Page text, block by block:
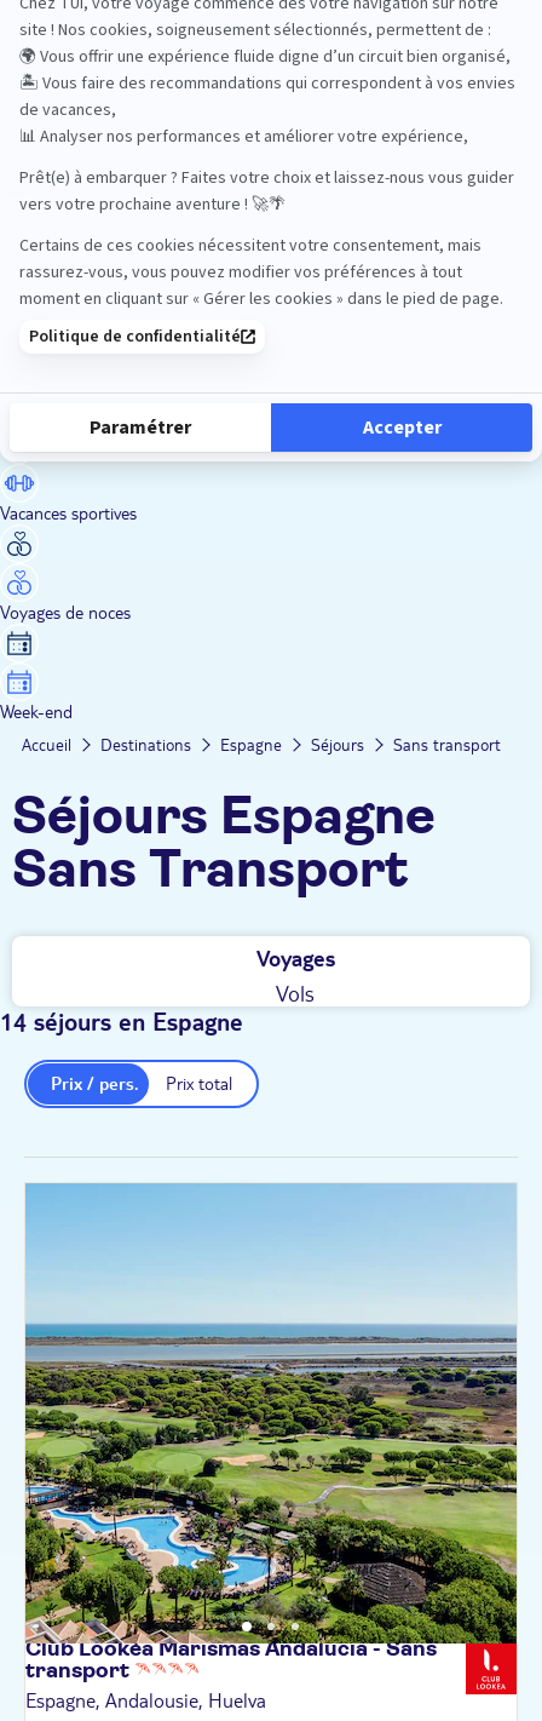
Road Trips
Safari
Sénior
Vacances sportives
Voyages de noces
Week-end
Accueil Destinations Espagne Séjours Sans transport
Séjours Espagne
Sans Transport
Voyages
Vols
14 séjours en Espagne
Prix total
Prix / pers.
Club Lookéa Marismas Andalucia - Sans
transport
Espagne, Andalousie, Huelva